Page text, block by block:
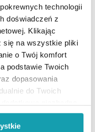
technologii
doświadczeń z
Klikając
się na wszystkie pliki
o Twój komfort
podstawie Twoich
dopasowania
do Twoich
oraz jego
dane o tym jak